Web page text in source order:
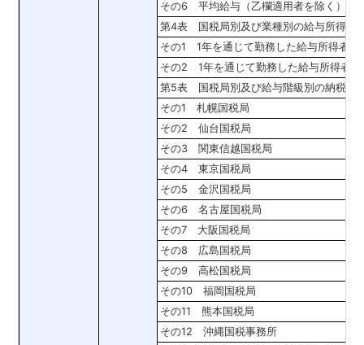
その6 平均給与（乙欄適用者を除く）
第4表 国税局別及び業種別の給与所得者
その1 1年を通じて勤務した給与所得者
その2 1年を通じて勤務した給与所得者（
第5表 国税局別及び給与階級別の納税者
その1 札幌国税局
その2 仙台国税局
その3 関東信越国税局
その4 東京国税局
その5 金沢国税局
その6 名古屋国税局
その7 大阪国税局
その8 広島国税局
その9 高松国税局
その10 福岡国税局
その11 熊本国税局
その12 沖縄国税事務所